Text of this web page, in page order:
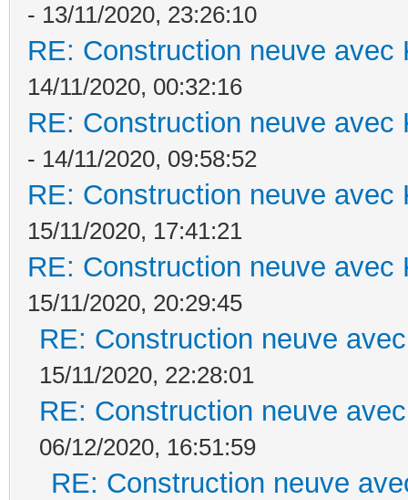
- 13/11/2020, 23:26:10
RE: Construction neuve avec
14/11/2020, 00:32:16
RE: Construction neuve avec
- 14/11/2020, 09:58:52
RE: Construction neuve avec
15/11/2020, 17:41:21
RE: Construction neuve avec
15/11/2020, 20:29:45
RE: Construction neuve
15/11/2020, 22:28:01
RE: Construction neuve
06/12/2020, 16:51:59
RE: Construction neuve